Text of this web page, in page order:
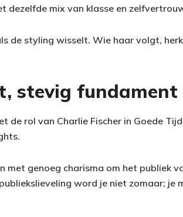
dezelfde mix van klasse en
de styling wisselt. Wie haar volgt,
stevig fundament
de rol van Charlie Fischer in Goede
met genoeg charisma om het publiek
word je niet zomaar; je